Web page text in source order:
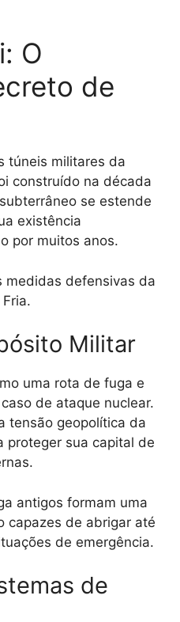
O
de
túneis militares da
construído na década
se estende
existência
por muitos anos.
medidas defensivas da
Militar
uma rota de fuga e
de ataque nuclear.
tensão geopolítica da
proteger sua capital de
antigos formam uma
capazes de abrigar até
de emergência.
de